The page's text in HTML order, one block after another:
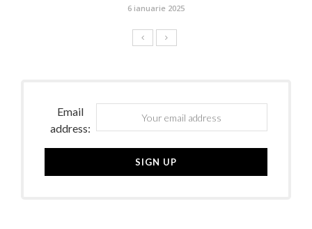
6 ianuarie 2025
Email
address: